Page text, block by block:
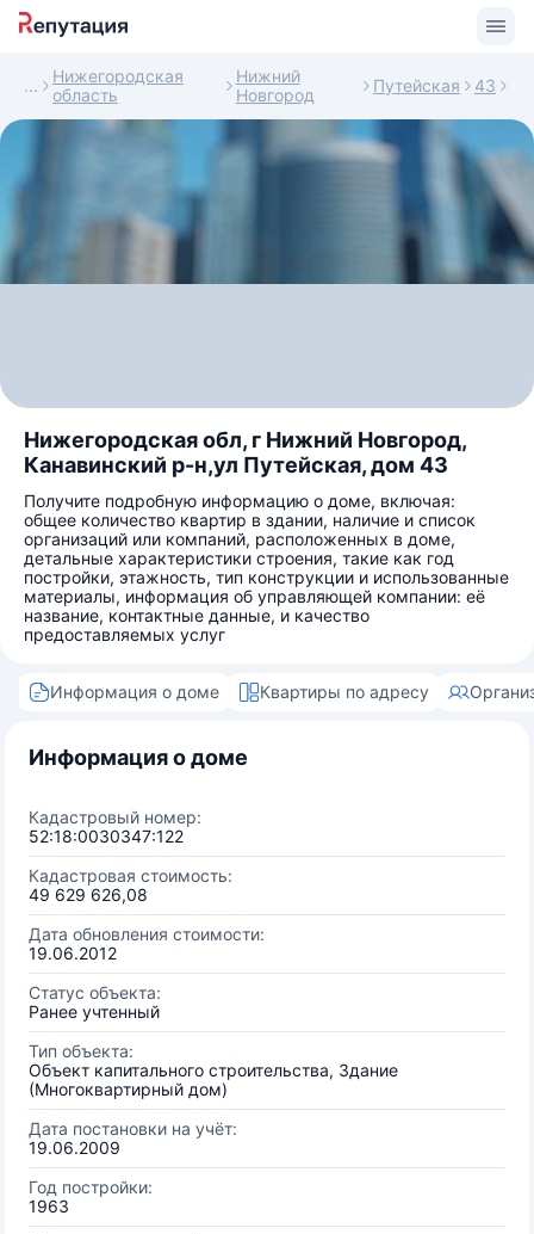
Нижегородская
область
Нижний
Новгород
Путейская 43
Нижегородская обл, г Нижний Новгород,
Канавинский р-н,ул Путейская, дом 43
Получите подробную информацию о доме, включая:
общее количество квартир в здании, наличие и список
организаций или компаний, расположенных в доме,
детальные характеристики строения, такие как год
постройки, этажность, тип конструкции и использованные
материалы, информация об управляющей компании: её
название, контактные данные, и качество
предоставляемых услуг
Информация о доме Квартиры по адресу
Информация о доме
Кадастровый номер:
52:18:0030347:122
Кадастровая стоимость:
49 629 626,08
Дата обновления стоимости:
19.06.2012
Статус объекта:
Ранее учтенный
Тип объекта:
Объект капитального строительства, Здание
(Многоквартирный дом)
Дата постановки на учёт:
19.06.2009
Год постройки:
1963